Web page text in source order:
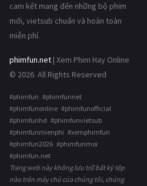
cam kết mang đến những bộ phim
mới, vietsub chuẩn và hoàn toàn
miễn phí.
phimfun.net | Xem Phim Hay Online
© 2026. All Rights Reserved
#phimfun #phimfunnet
#phimfunonline #phimfunofficial
#phimfunhd #phimfunvietsub
#phimfunmienphi #xemphimfun
#phimfun2026 #phimfunmoi
#phimfun.net
Trang web này không lưu trữ bất kỳ tệp
nào trên máy chủ của chúng tôi, chúng